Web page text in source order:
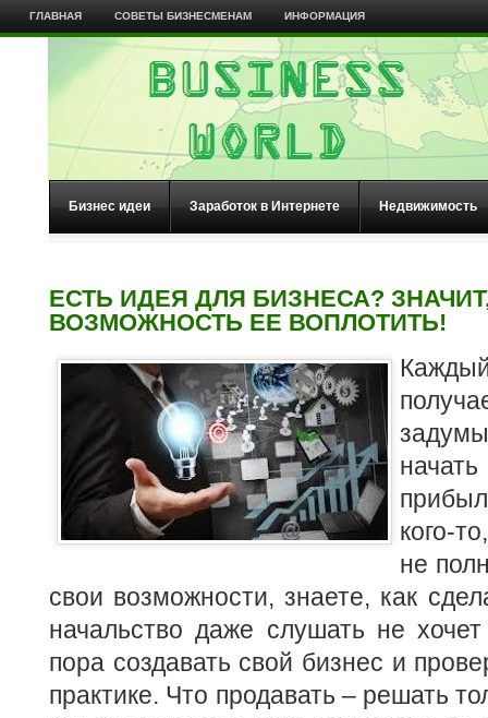
ГЛАВНАЯ СОВЕТЫ БИЗНЕСМЕНАМ ИНФОРМАЦИЯ
Бизнес идеи Заработок в Интернете Недвижимость
ЕСТЬ ИДЕЯ ДЛЯ БИЗНЕСА?
ВОЗМОЖНОСТЬ ЕЕ ВОПЛОТИТЬ!
кого-
не
свои возможности, знаете, как
начальство даже слушать не
пора создавать свой бизнес и
практике. Что продавать – решать